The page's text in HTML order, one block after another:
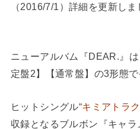
（2016/7/1）詳細を更新しま
ニューアルバム『DEAR.』
定盤2】【通常盤】の3形態で
ヒットシングル“キミアトラ
収録となるブルボン『キャ